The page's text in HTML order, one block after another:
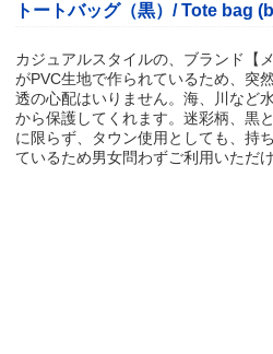
トートバッグ（黒）/Tote bag
カジュアルスタイルの、ブランド【
がPVC生地で作られているため、突
透の心配はいりません。海、川など
から保護してくれます。迷彩柄、黒
に限らず、タウン使用としても、持
ているため男女問わずご利用いただけ